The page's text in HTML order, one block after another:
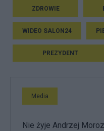
ZDROWIE
WIDEO SALON24
PREZYDENT
Media
Nie żyje Andrzej